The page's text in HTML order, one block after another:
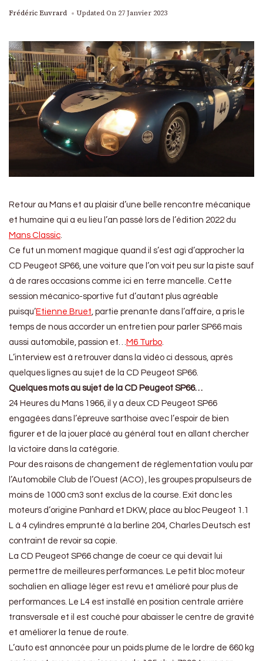
Frédéric Euvrard Updated On 27 Janvier 2023
Retour au Mans et au plaisir d’une belle rencontre mécanique
et humaine qui a eu lieu l’an passé lors de l’édition 2022 du
Mans Classic.
Ce fut un moment magique quand il s’est agi d’approcher la
CD Peugeot SP66, une voiture que l’on voit peu sur la piste sauf
à de rares occasions comme ici en terre mancelle. Cette
session mécanico-sportive fut d’autant plus agréable
puisqu’Etienne Bruet, partie prenante dans l’affaire, a pris le
temps de nous accorder un entretien pour parler SP66 mais
aussi automobile, passion et… M6 Turbo.
L’interview est à retrouver dans la vidéo ci dessous, après
quelques lignes au sujet de la CD Peugeot SP66.
Quelques mots au sujet de la CD Peugeot SP66…
24 Heures du Mans 1966, il y a deux CD Peugeot SP66
engagées dans l’épreuve sarthoise avec l’espoir de bien
figurer et de la jouer placé au général tout en allant chercher
la victoire dans la catégorie.
Pour des raisons de changement de réglementation voulu par
l’Automobile Club de l’Ouest (ACO) , les groupes propulseurs de
moins de 1000 cm3 sont exclus de la course. Exit donc les
moteurs d’origine Panhard et DKW, place au bloc Peugeot 1.1
L à 4 cylindres emprunté à la berline 204, Charles Deutsch est
contraint de revoir sa copie.
La CD Peugeot SP66 change de coeur ce qui devait lui
permettre de meilleures performances. Le petit bloc moteur
sochalien en alliage léger est revu et amélioré pour plus de
performances. Le L4 est installé en position centrale arrière
transversale et il est couché pour abaisser le centre de gravité
et améliorer la tenue de route.
L’auto est annoncée pour un poids plume de le lordre de 660 kg